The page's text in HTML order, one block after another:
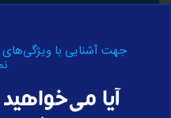
ورود به
جهت آشنایی با
آیا